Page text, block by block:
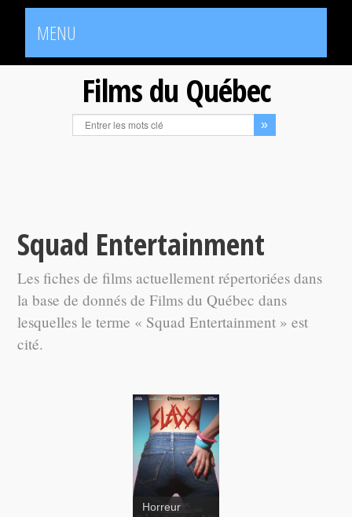
MENU
Films du Québec
Squad Entertainment
Les fiches de films actuellement répertoriées dans
la base de donnés de Films du Québec dans
lesquelles le terme « Squad Entertainment » est
cité.
Horreur